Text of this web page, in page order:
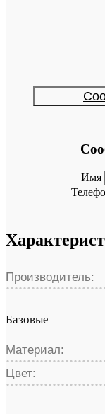
Имя
Производитель:
Базовые
Материал:
Цвет: